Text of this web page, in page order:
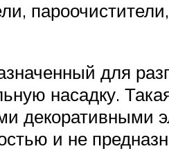
для
насадку.
декоративными
и не